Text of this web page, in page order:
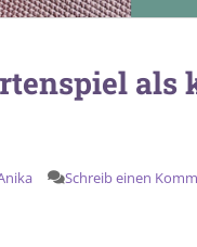
als
Schreib einen